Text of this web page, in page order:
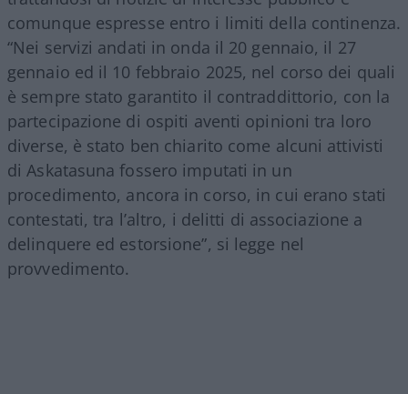
comunque espresse entro i limiti della continenza.
“Nei servizi andati in onda il 20 gennaio, il 27
gennaio ed il 10 febbraio 2025, nel corso dei quali
è sempre stato garantito il contraddittorio, con la
partecipazione di ospiti aventi opinioni tra loro
diverse, è stato ben chiarito come alcuni attivisti
di Askatasuna fossero imputati in un
procedimento, ancora in corso, in cui erano stati
contestati, tra l’altro, i delitti di associazione a
delinquere ed estorsione”, si legge nel
provvedimento.